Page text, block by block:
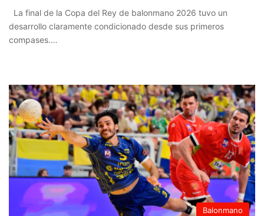
La final de la Copa del Rey de balonmano 2026 tuvo un
desarrollo claramente condicionado desde sus primeros
compases.…
Balonmano